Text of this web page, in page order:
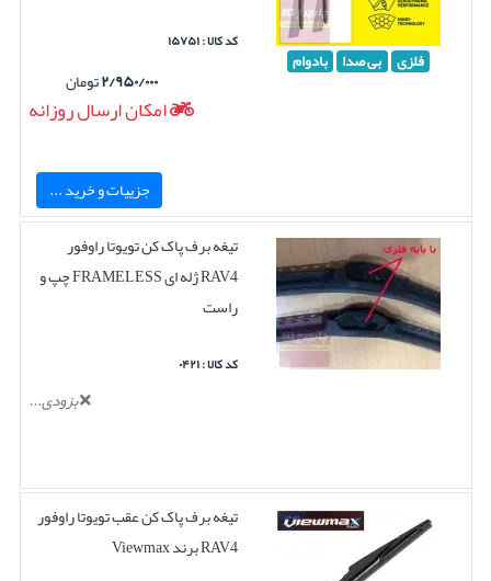
فلزی بی صدا بادوام
کد کالا : ۱۵۷۵۱
۲/۹۵۰/۰۰۰تومان
امکان ارسال روزانه
جزییات و خرید ...
تیغه برف پاک کن تویوتا راوفور
RAV4 ژله ای FRAMELESS چپ و
راست
کد کالا : ۰۴۲۱
بزودی...
تیغه برف پاک کن عقب تویوتا راوفور
RAV4 برند Viewmax